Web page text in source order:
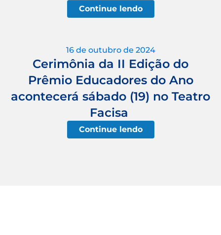
Continue lendo
16 de outubro de 2024
Cerimônia da II Edição do
Prêmio Educadores do Ano
acontecerá sábado (19) no Teatro
Facisa
Continue lendo